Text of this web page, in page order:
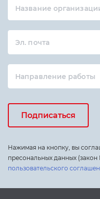
Название
Эл. почта
Направление работы
Подписаться
Нажимая на кнопку, вы
пресональных данных
пользовательского